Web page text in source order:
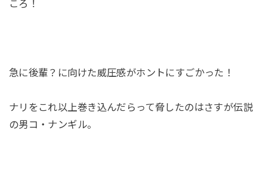
ころ！
急に後輩？に向けた威圧感がホントにすごかった！
ナリをこれ以上巻き込んだらって脅したのはさすが伝説
の男コ・ナンギル。